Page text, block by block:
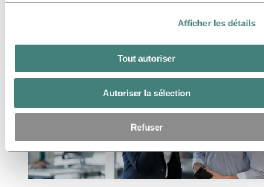
Afficher les détails
Tout autoriser
Autoriser la sélection
Refuser
Ventes et marketing
Les ventes et le marketing chez Hydro stimulent la croissance de
l’entreprise en connectant nos produits et services aux besoins des
clients et des marchés.